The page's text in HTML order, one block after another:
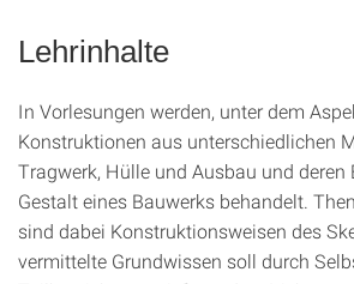
Lehrinhalte
In Vorlesungen werden, unter dem
Konstruktionen aus unterschiedlichen
Tragwerk, Hülle und Ausbau und deren
Gestalt eines Bauwerks behandelt.
sind dabei Konstruktionsweisen des
vermittelte Grundwissen soll durch